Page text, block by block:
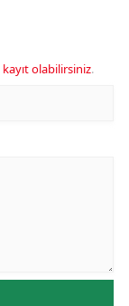
kayıt olabilirsiniz.